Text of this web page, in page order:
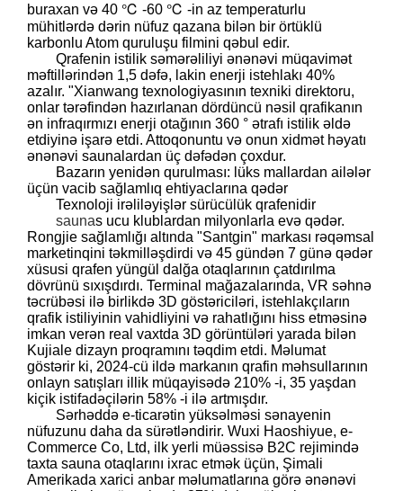
buraxan və 40 ℃ -60 ℃ -in az temperaturlu
mühitlərdə dərin nüfuz qazana bilən bir örtüklü
karbonlu Atom quruluşu filmini qəbul edir.
Qrafenin istilik səmərəliliyi ənənəvi müqavimət
məftillərindən 1,5 dəfə, lakin enerji istehlakı 40%
azalır. "Xianwang texnologiyasının texniki direktoru,
onlar tərəfindən hazırlanan dördüncü nəsil qrafikanın
ən infraqırmızı enerji otağının 360 ° ətrafı istilik əldə
etdiyinə işarə etdi. Attoqonuntu və onun xidmət həyatı
ənənəvi saunalardan üç dəfədən çoxdur.
Bazarın yenidən qurulması: lüks mallardan ailələr
üçün vacib sağlamlıq ehtiyaclarına qədər
Texnoloji irəliləyişlər sürücülük qrafenidir
saunas ucu klublardan milyonlarla evə qədər.
Rongjie sağlamlığı altında "Santgin" markası rəqəmsal
marketinqini təkmilləşdirdi və 45 gündən 7 günə qədər
xüsusi qrafen yüngül dalğa otaqlarının çatdırılma
dövrünü sıxışdırdı. Terminal mağazalarında, VR səhnə
təcrübəsi ilə birlikdə 3D göstəriciləri, istehlakçıların
qrafik istiliyinin vahidliyini və rahatlığını hiss etməsinə
imkan verən real vaxtda 3D görüntüləri yarada bilən
Kujiale dizayn proqramını təqdim etdi. Məlumat
göstərir ki, 2024-cü ildə markanın qrafin məhsullarının
onlayn satışları illik müqayisədə 210% -i, 35 yaşdan
kiçik istifadəçilərin 58% -i ilə artmışdır.
Sərhəddə e-ticarətin yüksəlməsi sənayenin
nüfuzunu daha da sürətləndirir. Wuxi Haoshiyue, e-
Commerce Co, Ltd, ilk yerli müəssisə B2C rejimində
taxta sauna otaqlarını ixrac etmək üçün, Şimali
Amerikada xarici anbar məlumatlarına görə ənənəvi